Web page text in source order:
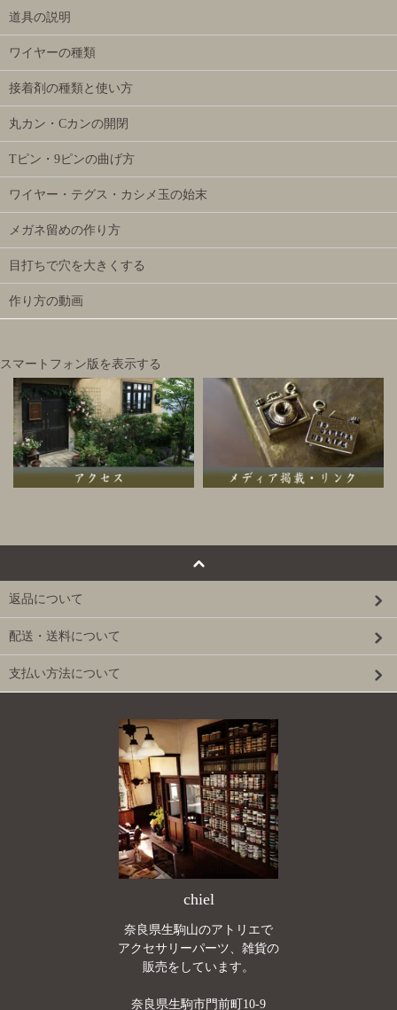
道具の説明
ワイヤーの種類
接着剤の種類と使い方
丸カン・Cカンの開閉
Tピン・9ピンの曲げ方
ワイヤー・テグス・カシメ玉の始末
メガネ留めの作り方
目打ちで穴を大きくする
作り方の動画
スマートフォン版を表示する
返品について
配送・送料について
支払い方法について
chiel
奈良県生駒山のアトリエで
アクセサリーパーツ、雑貨の
販売をしています。
奈良県生駒市門前町10-9